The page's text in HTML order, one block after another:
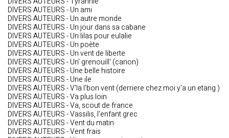
DIVERS AUTEURS - Un ami
DIVERS AUTEURS - Un autre monde
DIVERS AUTEURS - Un jour dans sa cabane
DIVERS AUTEURS - Un lilas pour eulalie
DIVERS AUTEURS - Un poète
DIVERS AUTEURS - Un vent de liberte
DIVERS AUTEURS - Un' grenouill' (canon)
DIVERS AUTEURS - Une belle histoire
DIVERS AUTEURS - Une ile
DIVERS AUTEURS - V'la l'bon vent (derriere chez moi y'a un etang )
DIVERS AUTEURS - Va plus loin
DIVERS AUTEURS - Va, scout de france
DIVERS AUTEURS - Vassilis, l'enfant grec
DIVERS AUTEURS - Vent du matin
DIVERS AUTEURS - Vent frais